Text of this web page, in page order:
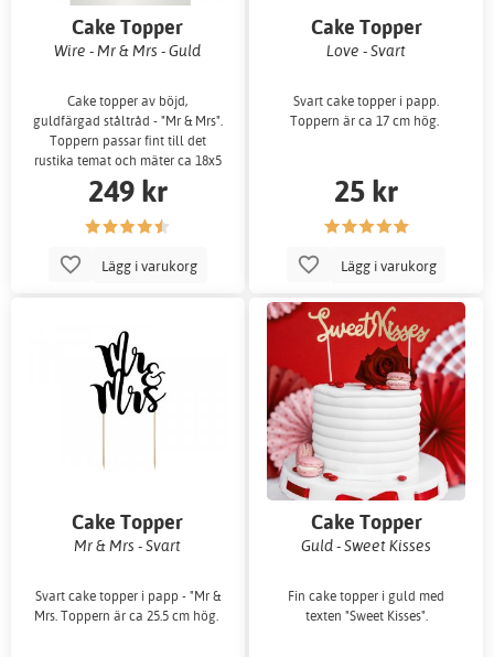
Cake Topper
Wire - Mr & Mrs - Guld
Cake topper av böjd,
guldfärgad ståltråd - "Mr & Mrs".
Toppern passar fint till det
rustika temat och mäter ca 18x5
cm.
249 kr
Lägg i varukorg
Cake Topper
Love - Svart
Svart cake topper i papp.
Toppern är ca 17 cm hög.
25 kr
Lägg i varukorg
Cake Topper
Mr & Mrs - Svart
Svart cake topper i papp - "Mr &
Mrs. Toppern är ca 25.5 cm hög.
Cake Topper
Guld - Sweet Kisses
Fin cake topper i guld med
texten "Sweet Kisses".